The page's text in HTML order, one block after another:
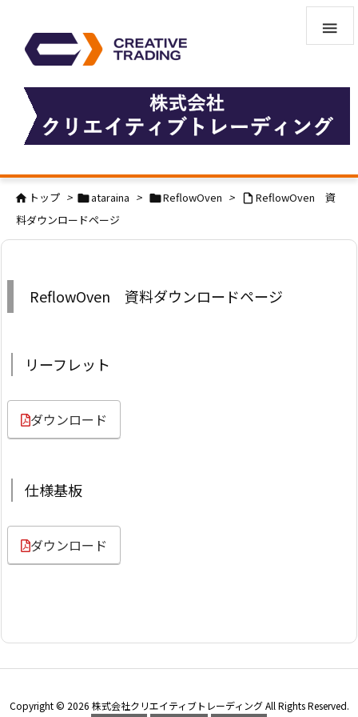

 トップ > ataraina > ReflowOven >  ReflowOven 資
料ダウンロードページ
ReflowOven 資料ダウンロードページ
リーフレット
ダウンロード
仕様基板
ダウンロード
Copyright © 2026 株式会社クリエイティブトレーディングAll Rights Reserved.